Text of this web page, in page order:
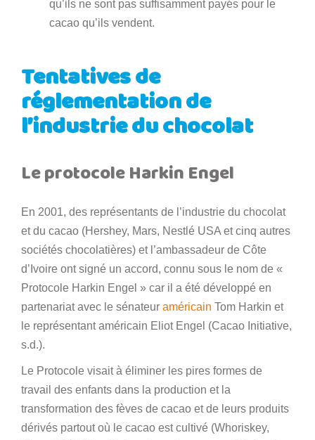
qu’ils ne sont pas suffisamment payés pour le
cacao qu’ils vendent.
Tentatives de
réglementation de
l’industrie du chocolat
Le protocole Harkin Engel
En 2001, des représentants de l’industrie du chocolat
et du cacao (Hershey, Mars, Nestlé USA et cinq autres
sociétés chocolatières) et l’ambassadeur de Côte
d’Ivoire ont signé un accord, connu sous le nom de «
Protocole Harkin Engel » car il a été développé en
partenariat avec le sénateur américain Tom Harkin et
le représentant américain Eliot Engel (Cacao Initiative,
s.d.).
Le Protocole visait à éliminer les pires formes de
travail des enfants dans la production et la
transformation des fèves de cacao et de leurs produits
dérivés partout où le cacao est cultivé (Whoriskey,